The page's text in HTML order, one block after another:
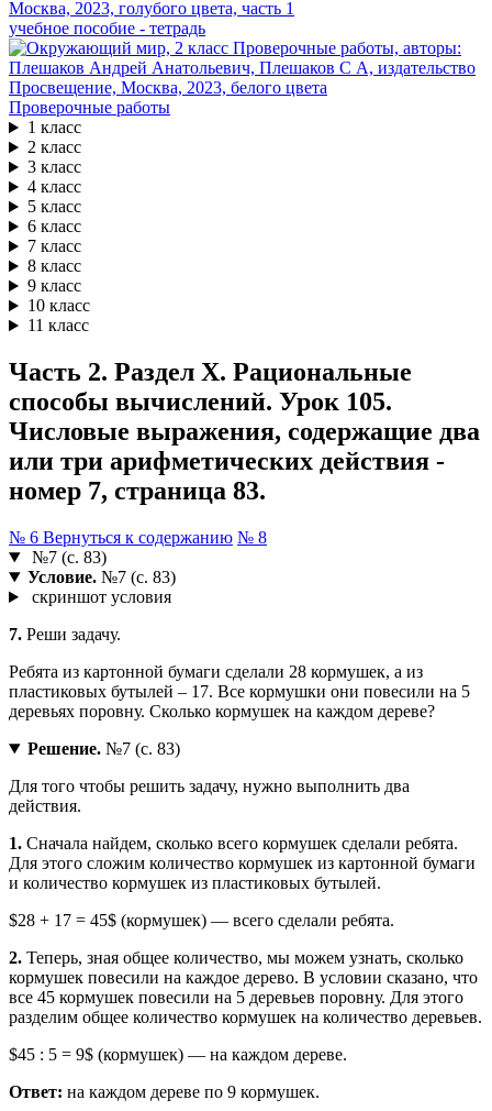
учебное пособие - тетрадь
Проверочные работы
1 класс
2 класс
3 класс
4 класс
5 класс
6 класс
7 класс
8 класс
9 класс
10 класс
11 класс
Часть 2. Раздел X. Рациональные
способы вычислений. Урок 105.
Числовые выражения, содержащие два
или три арифметических действия -
номер 7, страница 83.
№ 6 Вернуться к содержанию № 8
№7 (с. 83)
Условие.№7 (с. 83)
скриншот условия
7. Реши задачу.
Ребята из картонной бумаги сделали 28 кормушек, а из
пластиковых бутылей – 17. Все кормушки они повесили на 5
деревьях поровну. Сколько кормушек на каждом дереве?
Решение.№7 (с. 83)
Для того чтобы решить задачу, нужно выполнить два
действия.
1. Сначала найдем, сколько всего кормушек сделали ребята.
Для этого сложим количество кормушек из картонной бумаги
и количество кормушек из пластиковых бутылей.
$28 + 17 = 45$ (кормушек) — всего сделали ребята.
2. Теперь, зная общее количество, мы можем узнать, сколько
кормушек повесили на каждое дерево. В условии сказано, что
все 45 кормушек повесили на 5 деревьев поровну. Для этого
разделим общее количество кормушек на количество деревьев.
$45 : 5 = 9$ (кормушек) — на каждом дереве.
Ответ: на каждом дереве по 9 кормушек.